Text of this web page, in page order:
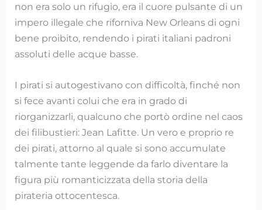
non era solo un rifugio, era il cuore pulsante di un
impero illegale che riforniva New Orleans di ogni
bene proibito, rendendo i pirati italiani padroni
assoluti delle acque basse.
I pirati si autogestivano con difficoltà, finché non
si fece avanti colui che era in grado di
riorganizzarli, qualcuno che portò ordine nel caos
dei filibustieri: Jean Lafitte. Un vero e proprio re
dei pirati, attorno al quale si sono accumulate
talmente tante leggende da farlo diventare la
figura più romanticizzata della storia della
pirateria ottocentesca.